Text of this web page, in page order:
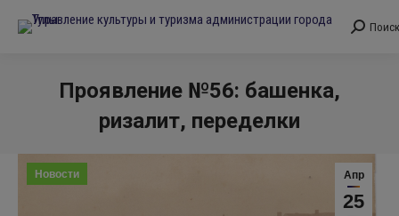
Поиск:
Поиск
Проявление №56: башенка,
ризалит, переделки
Апр
25
Новости